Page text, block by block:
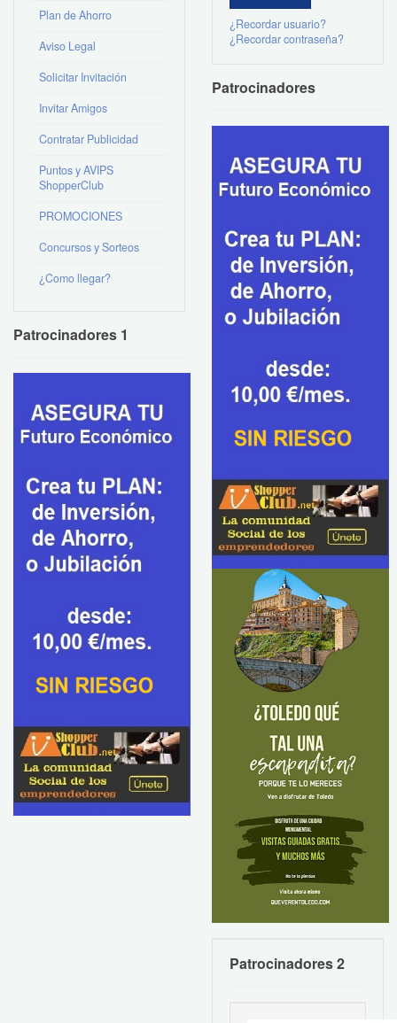
Plan de Ahorro
Aviso Legal
Solicitar Invitación
Invitar Amigos
Contratar Publicidad
Puntos y AVIPS
ShopperClub
PROMOCIONES
Concursos y Sorteos
¿Como llegar?
Patrocinadores 1
¿Recordar usuario?
¿Recordar contraseña?
Patrocinadores
Patrocinadores 2